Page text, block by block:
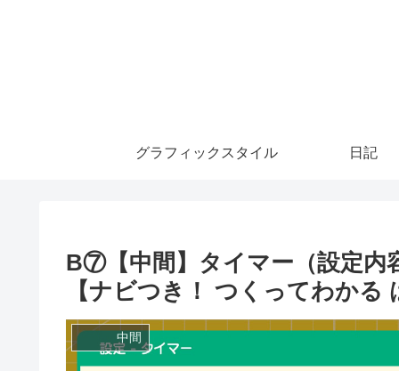
グラフィックスタイル 日記
B⑦【中間】タイマー（設定内
【ナビつき！ つくってわか
中間